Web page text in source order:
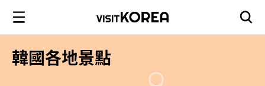
韓國各地景點